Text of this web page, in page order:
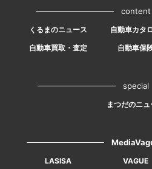
content
くるまのニュース 自動車カタ
自動車買取・査定
自動車保
special
まつだのニュ
LASISA VAGUE